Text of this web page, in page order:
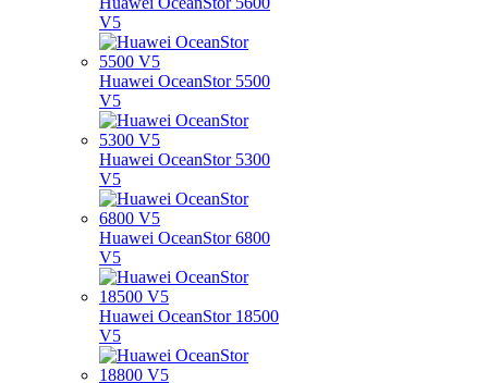
V5
Huawei OceanStor 5500
V5
Huawei OceanStor 5300
V5
Huawei OceanStor 6800
V5
Huawei OceanStor 18500
V5